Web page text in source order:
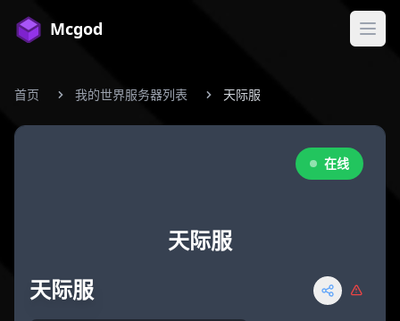
Mcgod 打开
首页 我的世界服务器列表 天际服
天际服
在线
天际服